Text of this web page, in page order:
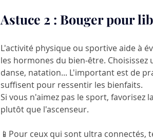
Astuce 2 : Bouger pour
L'activité physique ou sportive aide à
les hormones du bien-être.
danse, natation... L'important est de
suffisent pour ressentir les bienfaits.
Si vous n'aimez pas le sport, favorisez
plutôt que l'ascenseur.
📱Pour ceux qui sont ultra